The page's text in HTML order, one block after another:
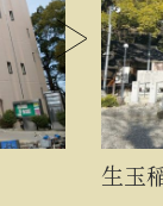
生玉